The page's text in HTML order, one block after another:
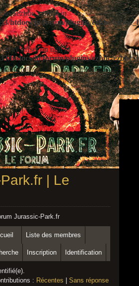
$ezbbc_config in
htdocs/jp/forum/plugins/ezbbc/
array offset on null in
htdocs/jp/forum/plugins/ezbbc/
| Le
Jurassic-Park.fr
Liste des membres
Inscription Identification
: Récentes Sans réponse